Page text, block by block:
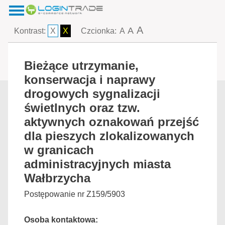
Kontrast: X X Czcionka: A A A
Bieżące utrzymanie,
konserwacja i naprawy
drogowych sygnalizacji
świetlnych oraz tzw.
aktywnych oznakowań przejść
dla pieszych zlokalizowanych
w granicach
administracyjnych miasta
Wałbrzycha
Postępowanie nr Z159/5903
Osoba kontaktowa: